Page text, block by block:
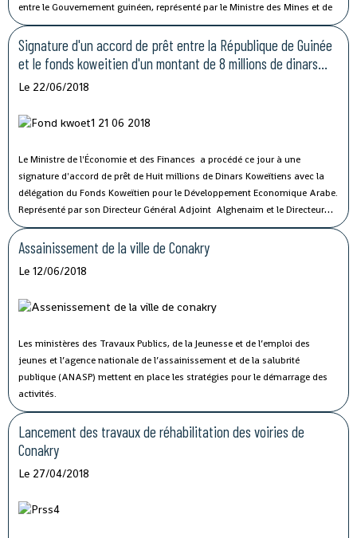
entre le Gouvernement guinéen, représenté par le Ministre des Mines et de
la Géologie, et le Gouvernement britannique, représenté par la Ministre en
charge du Commerce International, Mme Liz Truss.
Signature d'un accord de prêt entre la République de Guinée
et le fonds koweitien d'un montant de 8 millions de dinars
koweitiens
Le 22/06/2018
Le Ministre de l'Économie et des Finances a procédé ce jour à une
signature d'accord de prêt de Huit millions de Dinars Koweïtiens avec la
délégation du Fonds Koweïtien pour le Développement Economique Arabe.
Représenté par son Directeur Général Adjoint Alghenaim et le Directeur
Régional du Fonds koweïtien en Afrique de l'Ouest Al - Falakawi, on notait
également la présence du Ministre du Budget, le Ministre des Travaux
Assainissement de la ville de Conakry
Le 12/06/2018
Les ministères des Travaux Publics, de la Jeunesse et de l’emploi des
jeunes et l’agence nationale de l’assainissement et de la salubrité
publique (ANASP) mettent en place les stratégies pour le démarrage des
activités.
Lancement des travaux de réhabilitation des voiries de
Conakry
Le 27/04/2018